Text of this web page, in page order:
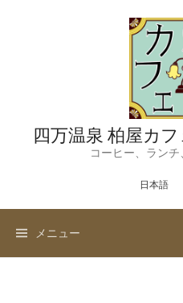
四万温泉 柏屋カ
コーヒー、ラン
日本語
メニュー